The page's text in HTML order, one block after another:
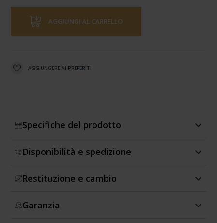
AGGIUNGI AL CARRELLO
AGGIUNGERE AI PREFERITI
Specifiche del prodotto
Disponibilità e spedizione
Restituzione e cambio
Garanzia